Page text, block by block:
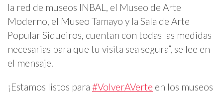
la red de museos INBAL, el Museo de Arte
Moderno, el Museo Tamayo y la Sala de Arte
Popular Siqueiros, cuentan con todas las medidas
necesarias para que tu visita sea segura”, se lee en
el mensaje.
¡Estamos listos para #VolverAVerte en los museos